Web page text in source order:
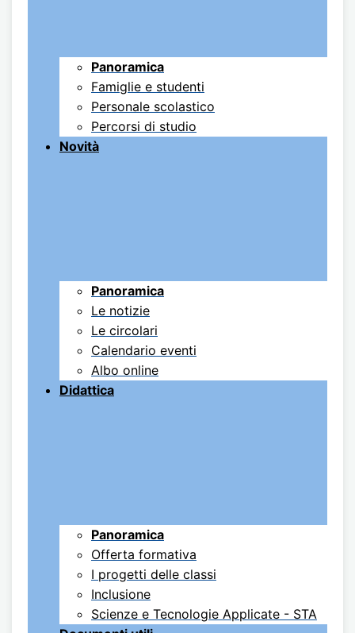
Panoramica
Famiglie e studenti
Personale scolastico
Percorsi di studio
Novità
Panoramica
Le notizie
Le circolari
Calendario eventi
Albo online
Didattica
Panoramica
Offerta formativa
I progetti delle classi
Inclusione
Scienze e Tecnologie Applicate - STA